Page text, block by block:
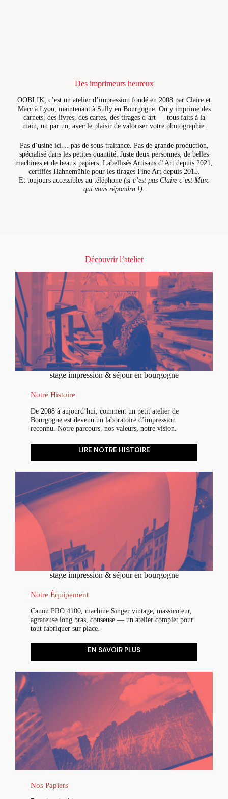
Des imprimeurs heureux
OOBLIK, c’est un atelier d’impression fondé en 2008 par Claire et
Marc à Lyon, maintenant à Sully en Bourgogne. On y imprime des
carnets, des livres, des cartes, des tirages d’art — tous faits à la
main, un par un, avec le plaisir de valoriser votre photographie.
Pas d’usine ici… pas de sous-traitance. Pas de grande production,
spécialisé dans les petites quantité. Juste deux personnes, de belles
machines et de beaux papiers. Labellisés Artisans d’Art depuis 2021,
certifiés Hahnemühle pour les tirages Fine Art depuis 2015.
Et toujours accessibles au téléphone (si c’est pas Claire c’est Marc
qui vous répondra !)
Découvrir l’atelier
stage impression & séjour en bourgogne
Notre Histoire
De 2008 à aujourd’hui, comment un petit atelier de
Bourgogne est devenu un laboratoire d’impression
reconnu. Notre parcours, nos valeurs, notre vision.
LIRE NOTRE HISTOIRE
stage impression & séjour en bourgogne
Notre Équipement
Canon PRO 4100, machine Singer vintage, massicoteur,
agrafeuse long bras, couseuse — un atelier complet pour
tout fabriquer sur place.
EN SAVOIR PLUS
Nos Papiers